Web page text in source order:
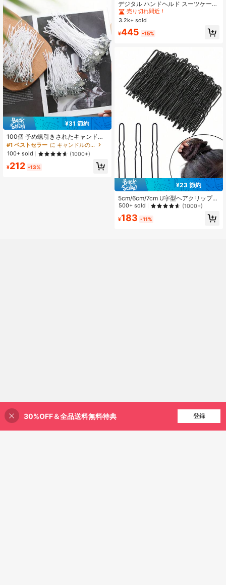
¥31 節約
100個 予め蝋引きされたキャンドル
ウィック メタルサスティナー付き ノ
ンスモーク&鉛フリー ソイワック
ス、ミツロウ、パラフィンキャンド
ル作りDIYクラフト用品 コンテナ、
ピラー、ボーティブキャンドル ホー
#1 ベストセラー
に キャンドルの芯
100+ sold
(1000+)
¥212 -13%
デジタル ハンドヘルド スーツケール
スケール 50kg/110lbs 、バックライ
トLCD表示、電池式、0.1精度、ABS
ール トラベル用
売り切れ間近！
#1 ベストセラー に 計量器
売り切れ間近！
#1 ベストセラー に 計量器
売り切れ間近！
#1 ベストセラー
3.2k+ sold
¥445 -15%
¥23 節約
5cm/6cm/7cm U字型ヘアクリップ、
黒色インビジブルお団子ヘアクリッ
タイルに適した黒色U字型ヘアピン
500+ sold (1000+)
¥183 -11%
8% 割引！
30%OFF＆全品送料無料特典 登録